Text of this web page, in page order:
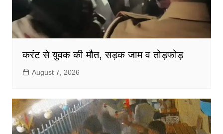
करंट से युवक की मौत, सड़क जाम व तोड़फोड़
August 7, 2026